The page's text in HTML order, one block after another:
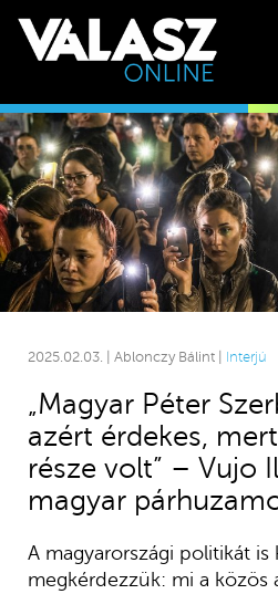
2025.02.03. | Ablonczy Bálint | Interjú
„Magyar Péter
azért érdekes,
része volt” – Vujo
magyar
A magyarországi politikát
megkérdezzük: mi a közös